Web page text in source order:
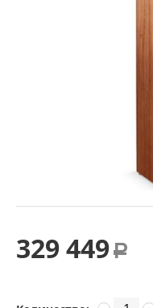
329 449 Р